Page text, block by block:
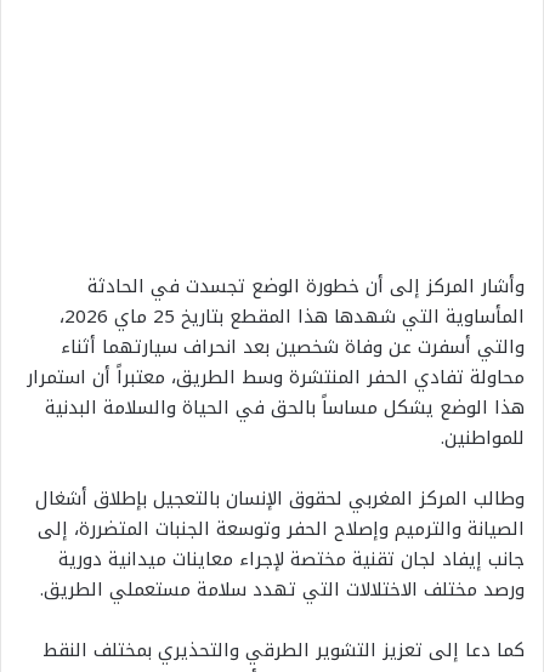
وأشار المركز إلى أن خطورة الوضع تجسدت في الحادثة
المأساوية التي شهدها هذا المقطع بتاريخ 25 ماي 2026،
والتي أسفرت عن وفاة شخصين بعد انحراف سيارتهما أثناء
محاولة تفادي الحفر المنتشرة وسط الطريق، معتبراً أن استمرار
هذا الوضع يشكل مساساً بالحق في الحياة والسلامة البدنية
للمواطنين.
وطالب المركز المغربي لحقوق الإنسان بالتعجيل بإطلاق أشغال
الصيانة والترميم وإصلاح الحفر وتوسعة الجنبات المتضررة، إلى
جانب إيفاد لجان تقنية مختصة لإجراء معاينات ميدانية دورية
ورصد مختلف الاختلالات التي تهدد سلامة مستعملي الطريق.
كما دعا إلى تعزيز التشوير الطرقي والتحذيري بمختلف النقط